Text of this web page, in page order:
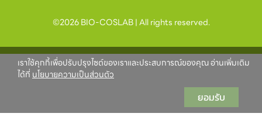
©2026 BIO-COSLAB | All rights reserved.
เราใช้คุกกี้เพื่อปรับปรุงไซต์ของเราและประสบการณ์ของคุณ อ่านเพิ่มเติม
ได้ที่ นโยบายความเป็นส่วนตัว
ยอมรับ